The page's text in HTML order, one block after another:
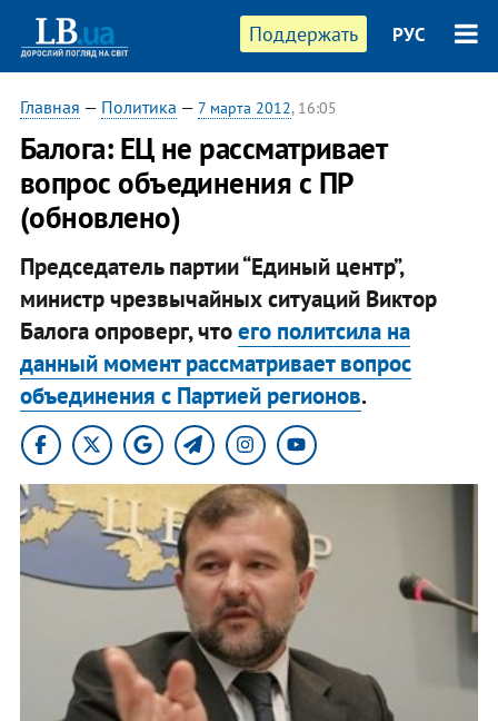
Поддержать РУС
Главная — Политика — 7 марта 2012, 16:05
Балога: ЕЦ не рассматривает
вопрос объединения с ПР
(обновлено)
Председатель партии “Единый центр”,
министр чрезвычайных ситуаций Виктор
Балога опроверг, чтоего политсила на
данный момент рассматривает вопрос
объединения с Партией регионов.